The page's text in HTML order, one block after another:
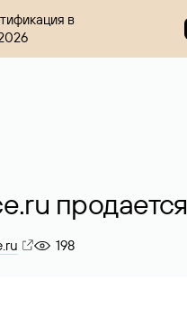
в
продается
198